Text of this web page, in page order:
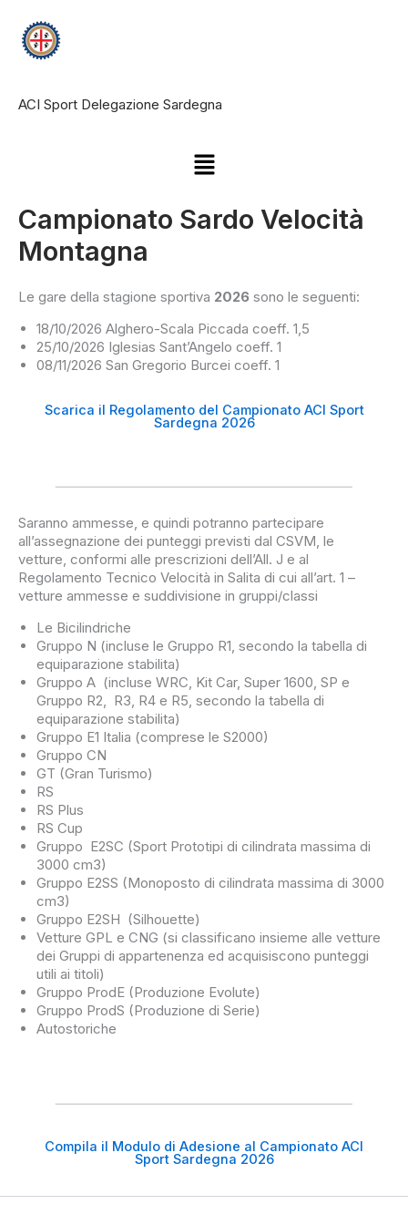
contenuto
ACI Sport Delegazione Sardegna
Menu
Campionato Sardo Velocità
Montagna
Le gare della stagione sportiva 2026 sono le seguenti:
18/10/2026 Alghero-Scala Piccada coeff. 1,5
25/10/2026 Iglesias Sant’Angelo coeff. 1
08/11/2026 San Gregorio Burcei coeff. 1
Scarica il Regolamento del Campionato ACI Sport
Sardegna 2026
Saranno ammesse, e quindi potranno partecipare
all’assegnazione dei punteggi previsti dal CSVM, le
vetture, conformi alle prescrizioni dell’All. J e al
Regolamento Tecnico Velocità in Salita di cui all’art. 1 –
vetture ammesse e suddivisione in gruppi/classi
Le Bicilindriche
Gruppo N (incluse le Gruppo R1, secondo la tabella di
equiparazione stabilita)
Gruppo A (incluse WRC, Kit Car, Super 1600, SP e
Gruppo R2, R3, R4 e R5, secondo la tabella di
equiparazione stabilita)
Gruppo E1 Italia (comprese le S2000)
Gruppo CN
GT (Gran Turismo)
RS
RS Plus
RS Cup
Gruppo E2SC (Sport Prototipi di cilindrata massima di
3000 cm3)
Gruppo E2SS (Monoposto di cilindrata massima di 3000
cm3)
Gruppo E2SH (Silhouette)
Vetture GPL e CNG (si classificano insieme alle vetture
dei Gruppi di appartenenza ed acquisiscono punteggi
utili ai titoli)
Gruppo ProdE (Produzione Evolute)
Gruppo ProdS (Produzione di Serie)
Autostoriche
Compila il Modulo di Adesione al Campionato ACI
Sport Sardegna 2026